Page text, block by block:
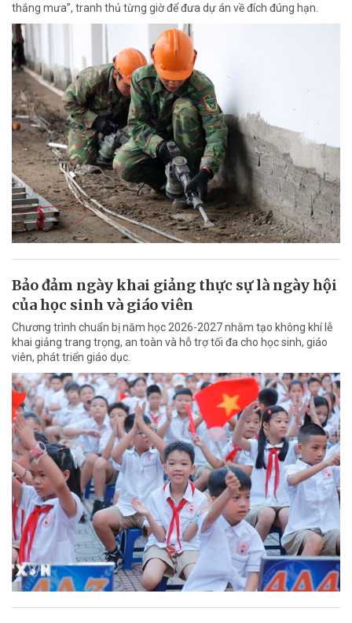
thắng mưa”, tranh thủ từng giờ để đưa dự án về đích đúng hạn.
Bảo đảm ngày khai giảng thực sự là ngày hội
của học sinh và giáo viên
Chương trình chuẩn bị năm học 2026-2027 nhằm tạo không khí lễ
khai giảng trang trọng, an toàn và hỗ trợ tối đa cho học sinh, giáo
viên, phát triển giáo dục.